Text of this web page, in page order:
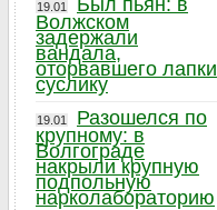
19.01
Был пьян: в
Волжском
задержали
вандала,
оторвавшего лапки
суслику
19.01
Разошелся по
крупному: в
Волгограде
накрыли крупную
подпольную
нарколабораторию